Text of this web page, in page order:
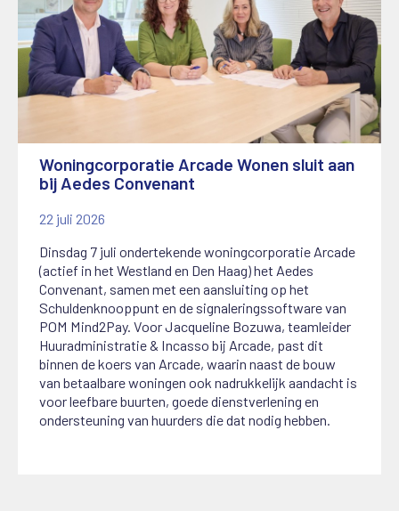
Woningcorporatie Arcade Wonen sluit aan
bij Aedes Convenant
22 juli 2026
Dinsdag 7 juli ondertekende woningcorporatie Arcade
(actief in het Westland en Den Haag) het Aedes
Convenant, samen met een aansluiting op het
Schuldenknooppunt en de signaleringssoftware van
POM Mind2Pay. Voor Jacqueline Bozuwa, teamleider
Huuradministratie & Incasso bij Arcade, past dit
binnen de koers van Arcade, waarin naast de bouw
van betaalbare woningen ook nadrukkelijk aandacht is
voor leefbare buurten, goede dienstverlening en
ondersteuning van huurders die dat nodig hebben.